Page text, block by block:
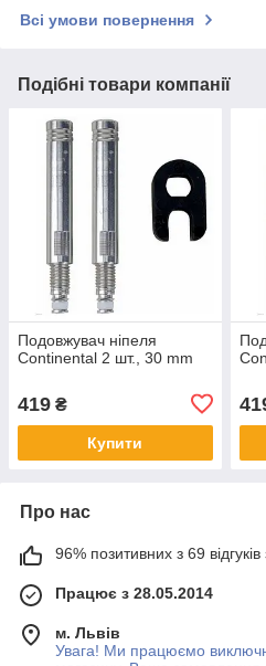
Всі умови повернення
Подібні товари компанії
Подовжувач ніпеля
Continental 2 шт., 30 mm
419 ₴
Купити
Про нас
96% позитивних з 69 відгуків
Працює з 28.05.2014
м. Львів
Увага! Ми працюємо